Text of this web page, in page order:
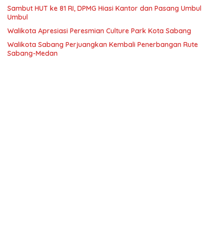
Sambut HUT ke 81 RI, DPMG Hiasi Kantor dan Pasang Umbul
Umbul
Walikota Apresiasi Peresmian Culture Park Kota Sabang
Walikota Sabang Perjuangkan Kembali Penerbangan Rute
Sabang-Medan